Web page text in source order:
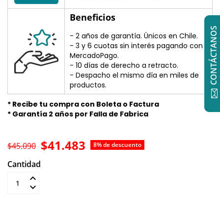
Beneficios
- 2 años de garantía. Únicos en Chile.
- 3 y 6 cuotas sin interés pagando con
MercadoPago.
- 10 días de derecho a retracto.
- Despacho el mismo día en miles de
productos.
* Recibe tu compra con Boleta o Factura
* Garantía 2 años por Falla de Fabrica
$41.483 8% de descuento
$45.090
Cantidad
CONTÁCTANOS